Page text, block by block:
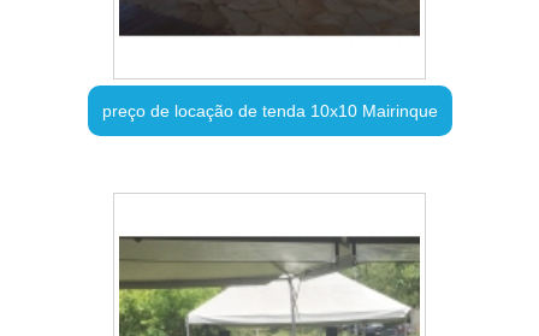
preço de locação de tenda 10x10 Mairinque